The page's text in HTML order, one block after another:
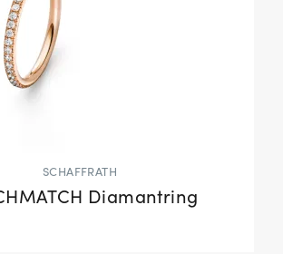
SCHAFFRATH
Diamantring